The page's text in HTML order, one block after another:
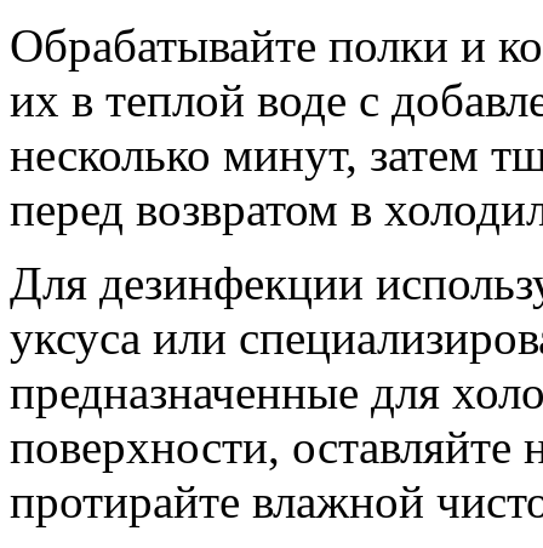
Обрабатывайте полки и
их в теплой воде с
несколько минут, затем
перед возвратом в
Для дезинфекции
уксуса или
предназначенные для
поверхности,
протирайте влажной